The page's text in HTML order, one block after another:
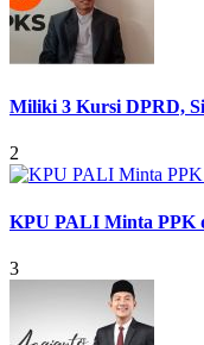
Miliki 3 Kursi DPRD,
2
KPU PALI Minta PPK
3